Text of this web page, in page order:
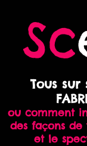
Sc
Tous sur
ou comment
des façons
et le